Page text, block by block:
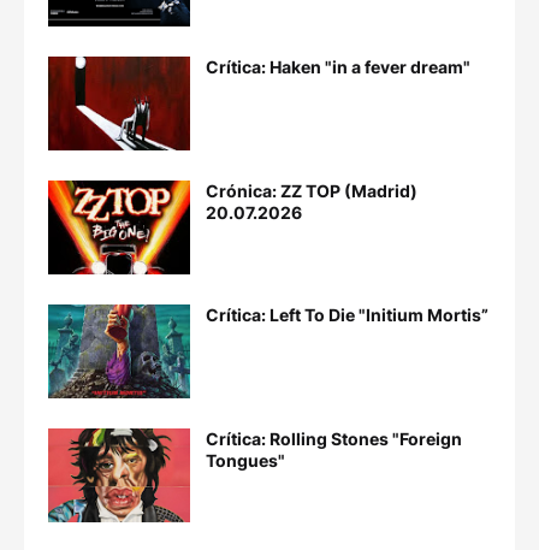
Crítica: Haken "in a fever dream"
Crónica: ZZ TOP (Madrid)
20.07.2026
Crítica: Left To Die "Initium Mortis”
Crítica: Rolling Stones "Foreign
Tongues"